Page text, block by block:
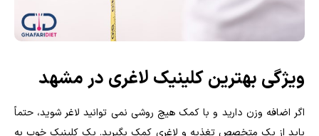
ویژگی بهترین کلینیک لاغری در مشهد
اگر اضافه وزن دارید و با کمک هیچ روشی نمی توانید لاغر شوید، حتماً
باید از یک متخصص تغذیه و لاغری کمک بگیرید. یک کلینیک خوب به